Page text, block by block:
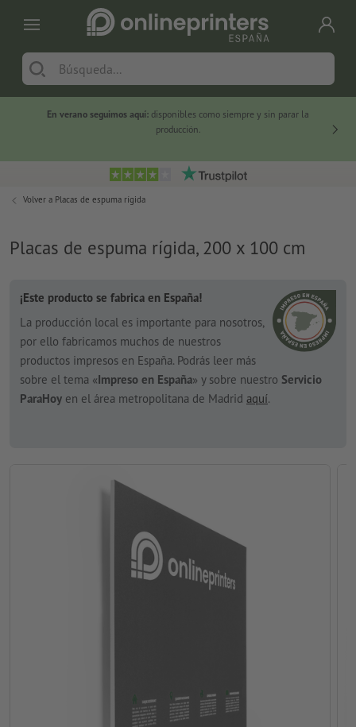
En verano seguimos aquí: disponibles como siempre y sin parar la
producción.
Volver a Placas de espuma rígida
Placas de espuma rígida, 200 x 100 cm
¡Este producto se fabrica en España!
La producción local es importante para nosotros,
por ello fabricamos muchos de nuestros
productos impresos en España. Podrás leer más
sobre el tema «Impreso en España» y sobre nuestro Servicio
ParaHoy en el área metropolitana de Madrid aquí.